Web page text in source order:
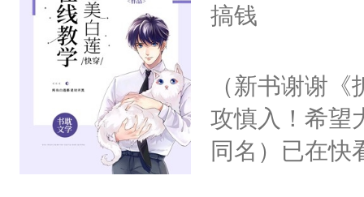
搞钱
（新书谢谢
攻慎入！希望
同名）已在快